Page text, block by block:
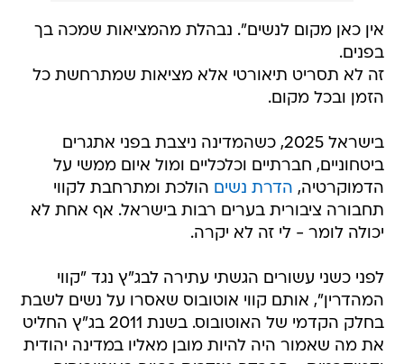
אין כאן מקום לנשים". נבהלת מהמציאות שמכה בך
בפנים.
זה לא תסריט תיאורטי אלא מציאות שמתרחשת כל
הזמן ובכל מקום.
בישראל 2025, כשהמדינה ניצבת בפני אתגרים
ביטחוניים, חברתיים וכלכליים ומול איום ממשי על
הדמוקרטיה, הדרת נשים הולכת ומתרחבת לקווי
תחבורה ציבורית בערים רבות בישראל. אף אחת לא
יכולה לומר - לי זה לא יקרה.
לפני כשני עשורים הגשתי עתירה לבג"ץ נגד "קווי
המהדרין", אותם קווי אוטובוס שאסרו על נשים לשבת
בחלק הקדמי של האוטובוס. בשנת 2011 בג"ץ החליט
את מה שאמור היה להיות מובן מאליו במדינה יהודית